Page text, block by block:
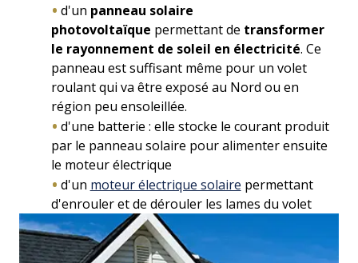
d'un panneau solaire
photovoltaïque permettant de transformer
le rayonnement de soleil en électricité. Ce
panneau est suffisant même pour un volet
roulant qui va être exposé au Nord ou en
région peu ensoleillée.
d'une batterie : elle stocke le courant produit
par le panneau solaire pour alimenter ensuite
le moteur électrique
d'un moteur électrique solaire permettant
d'enrouler et de dérouler les lames du volet